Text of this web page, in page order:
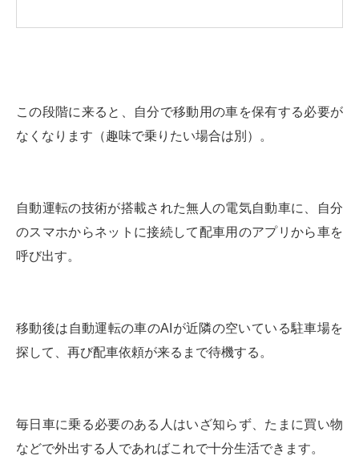
この段階に来ると、自分で移動用の車を保有する必要が
なくなります（趣味で乗りたい場合は別）。
自動運転の技術が搭載された無人の電気自動車に、自分
のスマホからネットに接続して配車用のアプリから車を
呼び出す。
移動後は自動運転の車のAIが近隣の空いている駐車場を
探して、再び配車依頼が来るまで待機する。
毎日車に乗る必要のある人はいざ知らず、たまに買い物
などで外出する人であればこれで十分生活できます。